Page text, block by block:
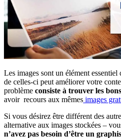
Les images sont un élément
de celles-ci peut améliorer votre
problème consiste à trouver les
avoir recours aux mêmes images
Si vous désirez être différent des
alternative aux images stockées –
n’avez pas besoin d’être un